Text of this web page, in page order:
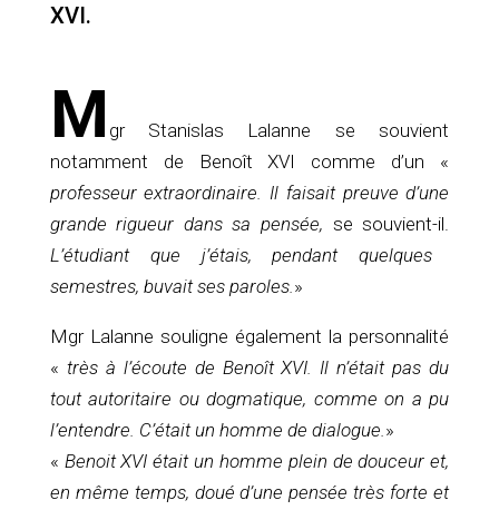
XVI.
M gr Stanislas Lalanne se souvient
notamment de Benoît XVI comme d’un «
professeur extraordinaire. Il faisait preuve d’une
grande rigueur dans sa pensée, se souvient-il.
L’étudiant que j’étais, pendant quelques
semestres, buvait ses paroles. »
Mgr Lalanne souligne également la personnalité
« très à l’écoute de Benoît XVI. Il n’était pas du
tout autoritaire ou dogmatique, comme on a pu
l’entendre. C’était un homme de dialogue. »
« Benoit XVI était un homme plein de douceur et,
en même temps, doué d’une pensée très forte et